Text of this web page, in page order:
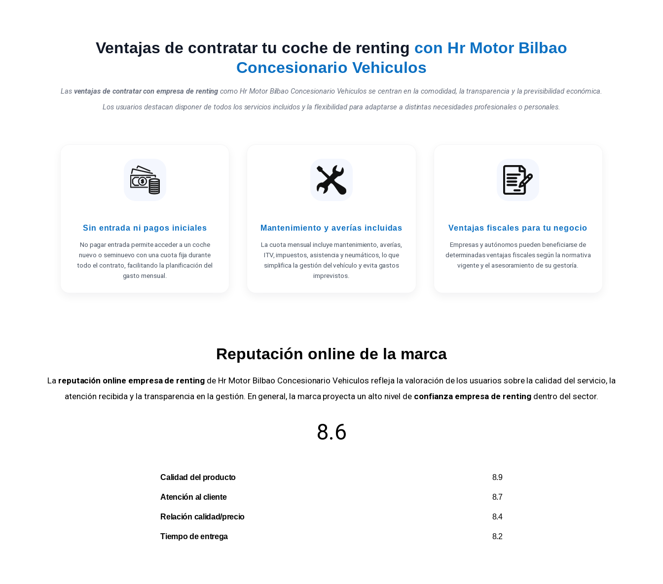
Ventajas de contratar tu coche de renting con Hr Motor Bilbao
Concesionario Vehiculos
Las ventajas de contratar con empresa de renting como Hr Motor Bilbao Concesionario Vehiculos se centran en la comodidad, la transparencia y la previsibilidad económica.
Los usuarios destacan disponer de todos los servicios incluidos y la flexibilidad para adaptarse a distintas necesidades profesionales o personales.
Sin entrada ni pagos iniciales
No pagar entrada permite acceder a un coche
nuevo o seminuevo con una cuota fija durante
todo el contrato, facilitando la planificación del
gasto mensual.
Mantenimiento y averías incluidas
La cuota mensual incluye mantenimiento, averías,
ITV, impuestos, asistencia y neumáticos, lo que
simplifica la gestión del vehículo y evita gastos
imprevistos.
Ventajas fiscales para tu negocio
Empresas y autónomos pueden beneficiarse de
determinadas ventajas fiscales según la normativa
vigente y el asesoramiento de su gestoría.
Reputación online de la marca
La reputación online empresa de rentingde Hr Motor Bilbao Concesionario Vehiculos refleja la valoración de los usuarios sobre la calidad del servicio, la
atención recibida y la transparencia en la gestión. En general, la marca proyecta un alto nivel de confianza empresa de rentingdentro del sector.
8.6
Calidad del producto 8.9
Atención al cliente 8.7
Relación calidad/precio 8.4
Tiempo de entrega 8.2